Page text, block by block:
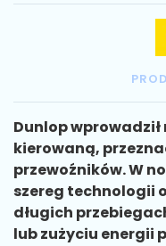
Dunlop wprowadził
kierowaną,
przewoźników. W
szereg technologii
długich
lub zużyciu energii